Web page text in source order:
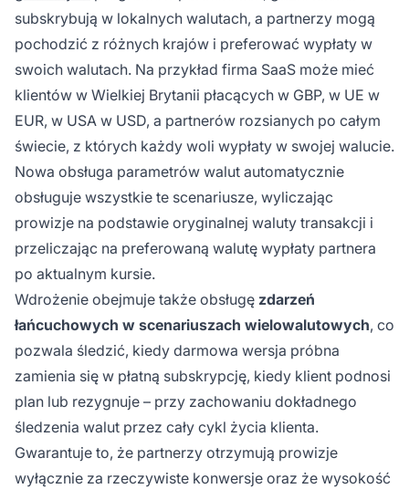
subskrybują w lokalnych walutach, a partnerzy mogą
pochodzić z różnych krajów i preferować wypłaty w
swoich walutach. Na przykład firma SaaS może mieć
klientów w Wielkiej Brytanii płacących w GBP, w UE w
EUR, w USA w USD, a partnerów rozsianych po całym
świecie, z których każdy woli wypłaty w swojej walucie.
Nowa obsługa parametrów walut automatycznie
obsługuje wszystkie te scenariusze, wyliczając
prowizje na podstawie oryginalnej waluty transakcji i
przeliczając na preferowaną walutę wypłaty partnera
po aktualnym kursie.
Wdrożenie obejmuje także obsługę zdarzeń
łańcuchowych w scenariuszach wielowalutowych, co
pozwala śledzić, kiedy darmowa wersja próbna
zamienia się w płatną subskrypcję, kiedy klient podnosi
plan lub rezygnuje – przy zachowaniu dokładnego
śledzenia walut przez cały cykl życia klienta.
Gwarantuje to, że partnerzy otrzymują prowizje
wyłącznie za rzeczywiste konwersje oraz że wysokość